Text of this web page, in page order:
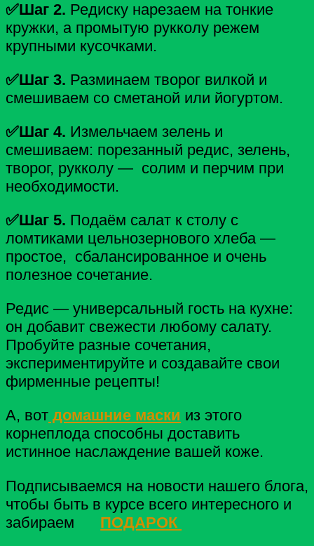
✅Шаг 2. Редиску нарезаем на тонкие
кружки, а промытую рукколу режем
крупными кусочками.
✅Шаг 3. Разминаем творог вилкой и
смешиваем со сметаной или йогуртом.
✅Шаг 4. Измельчаем зелень и
смешиваем: порезанный редис, зелень,
творог, рукколу — солим и перчим при
необходимости.
✅Шаг 5. Подаём салат к столу с
ломтиками цельнозернового хлеба —
простое, сбалансированное и очень
полезное сочетание.
Редис — универсальный гость на кухне:
он добавит свежести любому салату.
Пробуйте разные сочетания,
экспериментируйте и создавайте свои
фирменные рецепты!
А, вот домашние маски из этого
корнеплода способны доставить
истинное наслаждение вашей коже.
Подписываемся на новости нашего блога,
чтобы быть в курсе всего интересного и
забираем
ПОДАРОК